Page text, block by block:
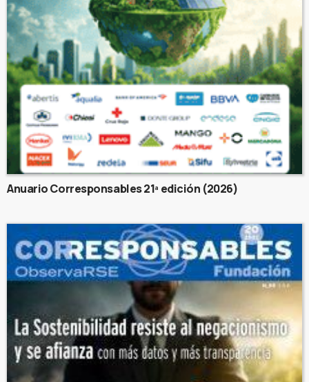
Anuario Corresponsables 21ª edición (2026)